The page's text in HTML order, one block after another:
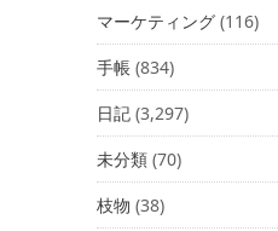
マーケティング (116)
手帳 (834)
日記 (3,297)
未分類 (70)
枝物 (38)